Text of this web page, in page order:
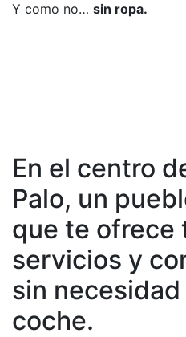
Y como no… sin ropa.
En el centro
Palo, un
que te ofrece
servicios y
sin
coche.